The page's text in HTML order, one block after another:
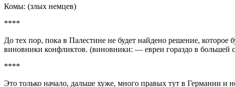
Комы: (злых немцев)
****
До тех пор, пока в Палестине не будет найдено решение, которое
виновники конфликтов. (виновники: — евреи гораздо в большей
****
Это только начало, дальше хуже, много правых тут в Германии и